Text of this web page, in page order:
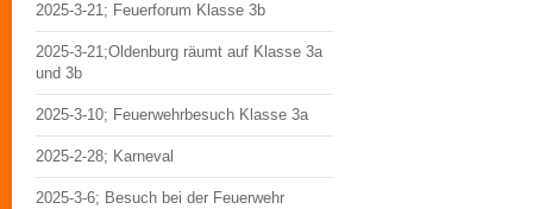
2025-3-21; Feuerforum Klasse 3b
2025-3-21;Oldenburg räumt auf Klasse 3a
und 3b
2025-3-10; Feuerwehrbesuch Klasse 3a
2025-2-28; Karneval
2025-3-6; Besuch bei der Feuerwehr